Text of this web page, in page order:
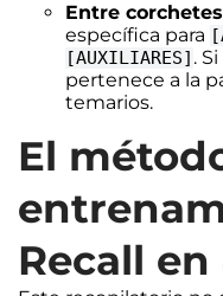
Entre corchetes
específica para
[AUXILIARES] .
pertenece a la
temarios.
El
Recall en